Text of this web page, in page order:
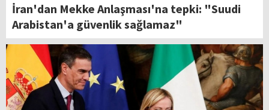
İran'dan Mekke Anlaşması'na tepki: "Suudi
Arabistan'a güvenlik sağlamaz"